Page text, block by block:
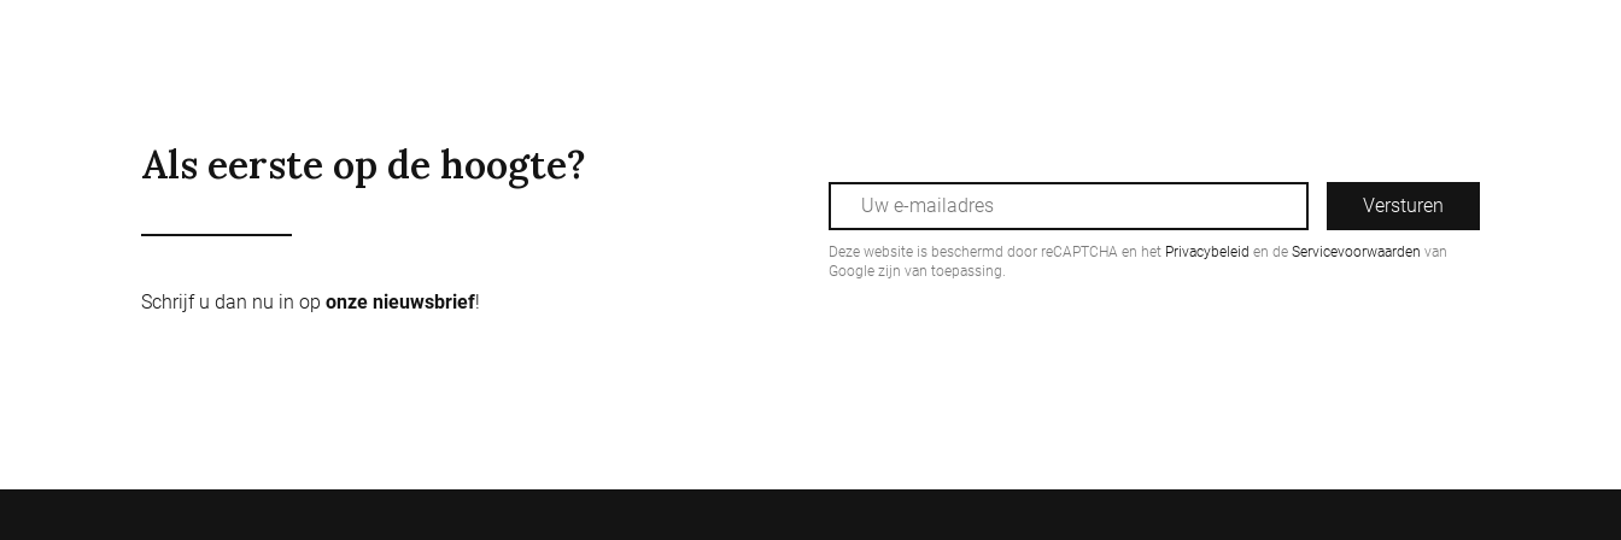
Als eerste op de hoogte?
Schrijf u dan nu in op onze nieuwsbrief!
Versturen
Deze website is beschermd door reCAPTCHA en het Privacybeleid en de Servicevoorwaarden van
Google zijn van toepassing.